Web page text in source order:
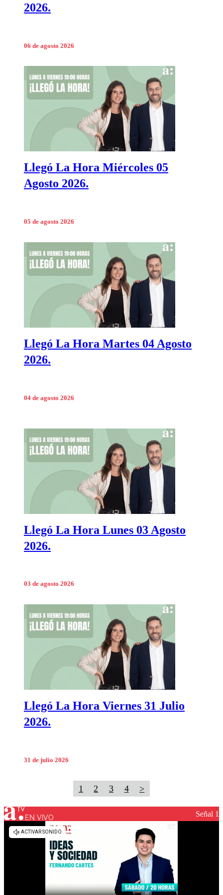
2026.
06 de agosto 2026
Llegó La Hora Miércoles 05
Agosto 2026.
05 de agosto 2026
Llegó La Hora Martes 04 Agosto
2026.
04 de agosto 2026
Llegó La Hora Lunes 03 Agosto
2026.
03 de agosto 2026
Llegó La Hora Viernes 31 Julio
2026.
31 de julio 2026
1 2 3 4 >
EN VIVO Señal 1